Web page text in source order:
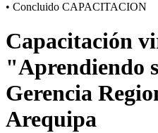
• Concluido CAPACITACION
Capacitación
"Aprendiendo
Gerencia
Arequipa